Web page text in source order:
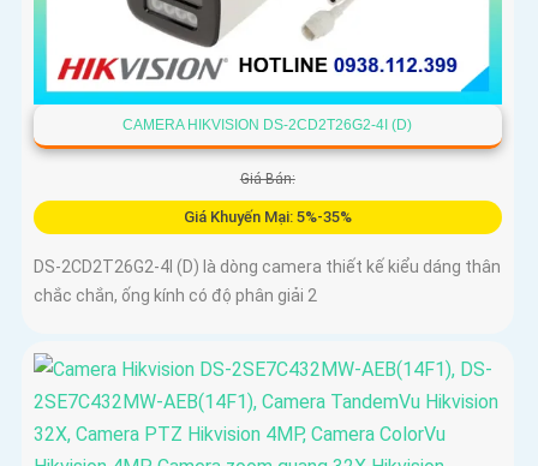
CAMERA HIKVISION DS-2CD2T26G2-4I (D)
Giá Bán:
Giá Khuyến Mại: 5%-35%
DS-2CD2T26G2-4I (D) là dòng camera thiết kế kiểu dáng thân
chắc chắn, ống kính có độ phân giải 2